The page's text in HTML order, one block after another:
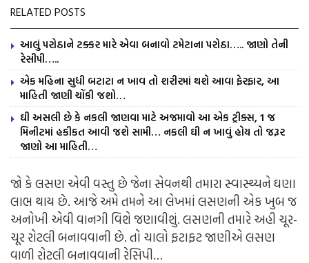
RELATED POSTS
આલું પરોઠાને ટક્કર મારે એવા બનાવો ટમેટાના પરોઠા….. જાણો તેની
રેસીપી…..
એક મહિના સુધી બટાટા ન ખાવ તો શરીરમાં થશે આવા ફેરફાર, આ
માહિતી જાણી ચોંકી જશો…
ઘી અસલી છે કે નકલી જાણવા માટે અજમાવો આ એક ટ્રીક્સ, 1 જ
મિનીટમાં હકીકત આવી જશે સામી… નકલી ઘી ન ખાવું હોય તો જરૂર
જાણો આ માહિતી…
જો કે લસણ એવી વસ્તુ છે જેના સેવનથી તમારા સ્વાસ્થ્યને ઘણા
લાભ થાય છે. આજે અમે તમને આ લેખમાં લસણની એક ખુબ જ
અનોખી એવી વાનગી વિશે જણાવીશું. લસણની તમારે અહી ચૂર-
ચૂર રોટલી બનાવવાની છે. તો ચાલો ફટાફટ જાણીએ લસણ
વાળી રોટલી બનાવવાની રેસિપી…